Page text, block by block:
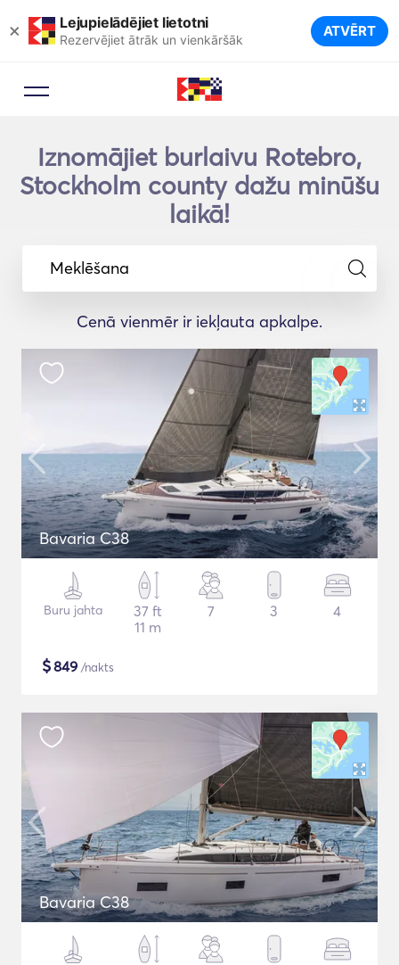
× Lejupielādējiet lietotni
Rezervējiet ātrāk un vienkāršāk ATVĒRT
Iznomājiet burlaivu Rotebro,
Stockholm county dažu minūšu
laikā!
Meklēšana
Cenā vienmēr ir iekļauta apkalpe.
Bavaria C38
Buru jahta
37 ft
11 m
7 3 4
$849 /nakts
Bavaria C38